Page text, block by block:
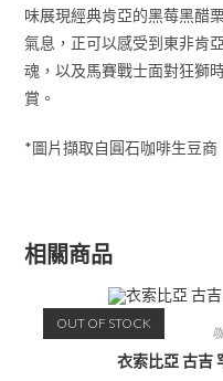
味展現經典肯亞的黑莓黑醋
氣息，正可以感受到東非肯
魂，以及馬賽戰士面對狂獅
賞。
*圖片擷取自圓石咖啡生豆商
相關商品
OUT OF STOCK
衣索比亞 古吉